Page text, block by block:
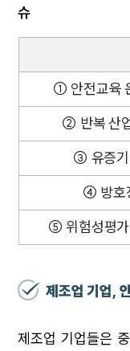
슈
① 안전교육
② 반복 산
③ 유증기
④ 방호
⑤ 위험성평가
제조업 기업,
제조업 기업들은